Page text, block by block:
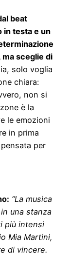
beat
in testa e un
ma sceglie di
solo voglia
chiara:
non si
è la
le emozioni
in prima
per
“La musica
una stanza
più intensi
Mia Martini,
di vincere.